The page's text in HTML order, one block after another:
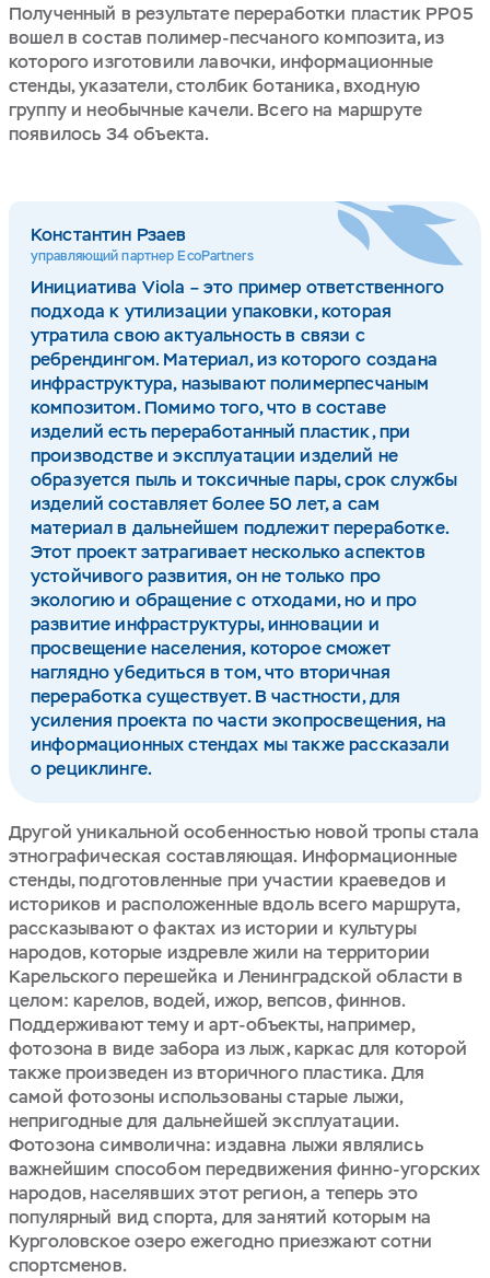
Полученный в результате переработки пластик PP05
вошел в состав полимер-песчаного композита, из
которого изготовили лавочки, информационные
стенды, указатели, столбик ботаника, входную
группу и необычные качели. Всего на маршруте
появилось 34 объекта.
Константин Рзаев
управляющий партнер EcoPartners
Инициатива Viola – это пример ответственного
подхода к утилизации упаковки, которая
утратила свою актуальность в связи с
ребрендингом. Материал, из которого создана
инфраструктура, называют полимерпесчаным
композитом. Помимо того, что в составе
изделий есть переработанный пластик, при
производстве и эксплуатации изделий не
образуется пыль и токсичные пары, срок службы
изделий составляет более 50 лет, а сам
материал в дальнейшем подлежит переработке.
Этот проект затрагивает несколько аспектов
устойчивого развития, он не только про
экологию и обращение с отходами, но и про
развитие инфраструктуры, инновации и
просвещение населения, которое сможет
наглядно убедиться в том, что вторичная
переработка существует. В частности, для
усиления проекта по части экопросвещения, на
информационных стендах мы также рассказали
о рециклинге.
Другой уникальной особенностью новой тропы стала
этнографическая составляющая. Информационные
стенды, подготовленные при участии краеведов и
историков и расположенные вдоль всего маршрута,
рассказывают о фактах из истории и культуры
народов, которые издревле жили на территории
Карельского перешейка и Ленинградской области в
целом: карелов, водей, ижор, вепсов, финнов.
Поддерживают тему и арт-объекты, например,
фотозона в виде забора из лыж, каркас для которой
также произведен из вторичного пластика. Для
самой фотозоны использованы старые лыжи,
непригодные для дальнейшей эксплуатации.
Фотозона символична: издавна лыжи являлись
важнейшим способом передвижения финно-угорских
народов, населявших этот регион, а теперь это
популярный вид спорта, для занятий которым на
Курголовское озеро ежегодно приезжают сотни
спортсменов.